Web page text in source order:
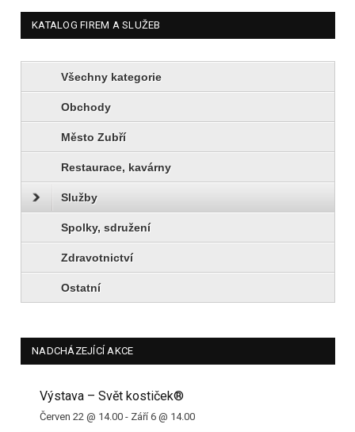
KATALOG FIREM A SLUŽEB
Všechny kategorie
Obchody
Město Zubří
Restaurace, kavárny
Služby
Spolky, sdružení
Zdravotnictví
Ostatní
NADCHÁZEJÍCÍ AKCE
Výstava – Svět kostiček®
Červen 22 @ 14.00 - Září 6 @ 14.00